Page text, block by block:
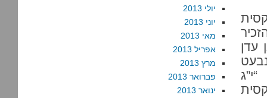
עדן
יולי 2013
יוני 2013
מאי 2013
אפריל 2013
מרץ 2013
פברואר 2013
ינואר 2013